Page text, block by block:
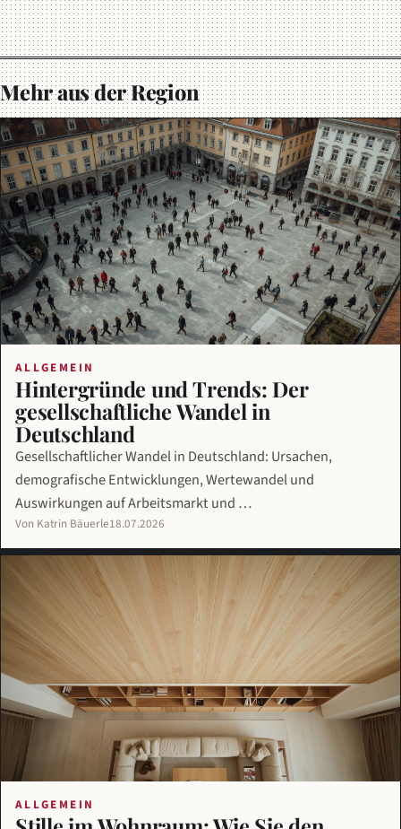
Mehr aus der Region
ALLGEMEIN
Hintergründe und Trends: Der
gesellschaftliche Wandel in
Deutschland
Gesellschaftlicher Wandel in Deutschland: Ursachen,
demografische Entwicklungen, Wertewandel und
Auswirkungen auf Arbeitsmarkt und …
Von Katrin Bäuerle18.07.2026
ALLGEMEIN